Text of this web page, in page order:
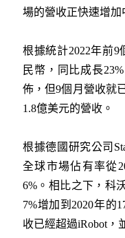
場的營收正快速增加
根據統計2022年前9
民幣，同比成長
佈，但9個月營收就
1.8億美元的營收。
根據德國研究公司
全球市場佔有率從
6%。相比之下，科
7%增加到2020年的
收已經超過iRobot，